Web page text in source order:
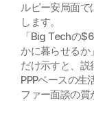
ルピー安局面で
します。
「Big Techの
かに暮らせるか
だけ示すと、説
PPPベースの生
ファー面談の質